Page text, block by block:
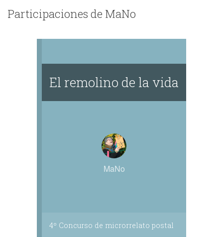
Participaciones de MaNo
El remolino de la vida
MaNo
4º Concurso de microrrelato postal